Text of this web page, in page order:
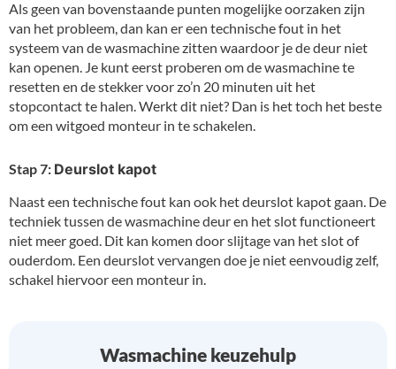
Als geen van bovenstaande punten mogelijke oorzaken zijn
van het probleem, dan kan er een technische fout in het
systeem van de wasmachine zitten waardoor je de deur niet
kan openen. Je kunt eerst proberen om de wasmachine te
resetten en de stekker voor zo’n 20 minuten uit het
stopcontact te halen. Werkt dit niet? Dan is het toch het beste
om een witgoed monteur in te schakelen.
Stap 7: Deurslot kapot
Naast een technische fout kan ook het deurslot kapot gaan. De
techniek tussen de wasmachine deur en het slot functioneert
niet meer goed. Dit kan komen door slijtage van het slot of
ouderdom. Een deurslot vervangen doe je niet eenvoudig zelf,
schakel hiervoor een monteur in.
Wasmachine keuzehulp